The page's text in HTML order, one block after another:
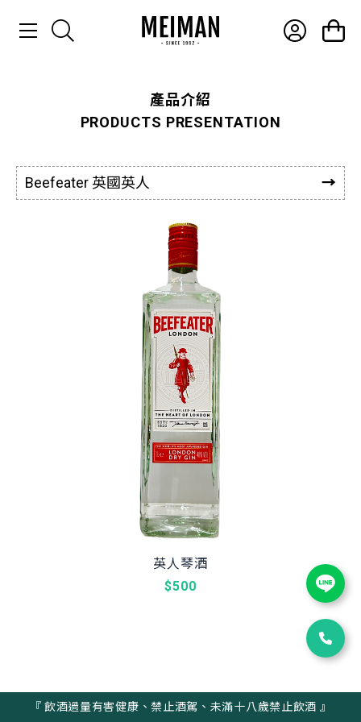
產品介紹
聯絡我們
產品介紹
PRODUCTS PRESENTATION
Beefeater 英國英人
英人琴酒
$500
『 飲酒過量有害健康、禁止酒駕、未滿十八歲禁止飲酒 』